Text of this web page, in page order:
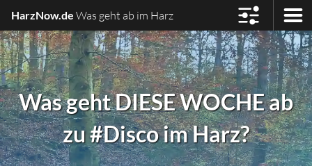
HarzNow.de Was geht ab im Harz
Was geht DIESE WOCHE ab
zu #Disco im Harz?